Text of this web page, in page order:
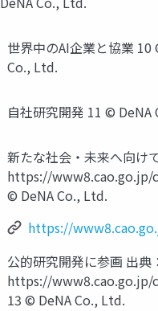
世界中のAI企業と協業 10
Co., Ltd.
⾃社研究開発 11 © DeNA
新たな社会‧未来へ向け
https://www8.cao.go.jp/
© DeNA Co., Ltd.
https://
公的研究開発に参画 出典：
https://
13 © DeNA Co., Ltd.